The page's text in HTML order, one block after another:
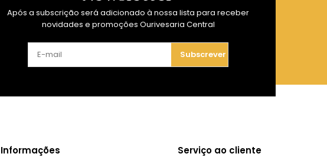
Após a subscrição será adicionado à nossa lista para receber
novidades e promoções Ourivesaria Central
Subscrever
Informações Serviço ao cliente